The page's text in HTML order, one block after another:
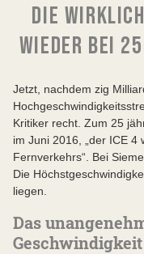
DIE
WIEDER BEI
Jetzt, nachdem zig
Kritiker recht. Zum 25
im Juni 2016, „der ICE 4
Fernverkehrs“. Bei
Die
liegen.
Das
Geschwindigkeit